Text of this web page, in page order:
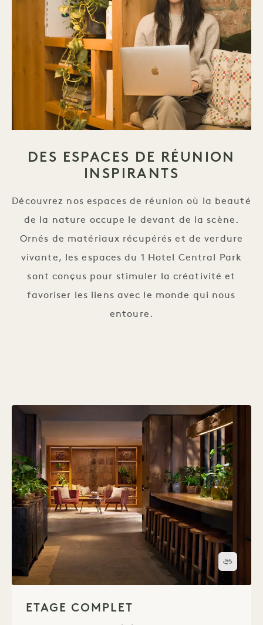
DES ESPACES DE RÉUNION
INSPIRANTS
Découvrez nos espaces de réunion où la beauté
de la nature occupe le devant de la scène.
Ornés de matériaux récupérés et de verdure
vivante, les espaces du 1 Hotel Central Park
sont conçus pour stimuler la créativité et
favoriser les liens avec le monde qui nous
entoure.
Visite
ETAGE COMPLET